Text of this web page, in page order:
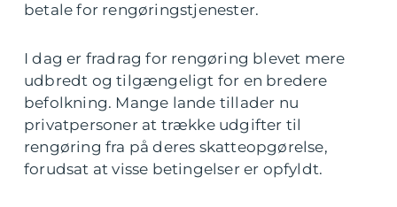
betale for rengøringstjenester.
I dag er fradrag for rengøring blevet mere
udbredt og tilgængeligt for en bredere
befolkning. Mange lande tillader nu
privatpersoner at trække udgifter til
rengøring fra på deres skatteopgørelse,
forudsat at visse betingelser er opfyldt.